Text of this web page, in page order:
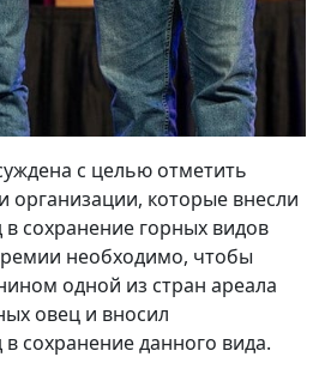
с целью отметить
организации, которые внесли
сохранение горных видов
необходимо, чтобы
одной из стран ареала
овец и вносил
сохранение данного вида.